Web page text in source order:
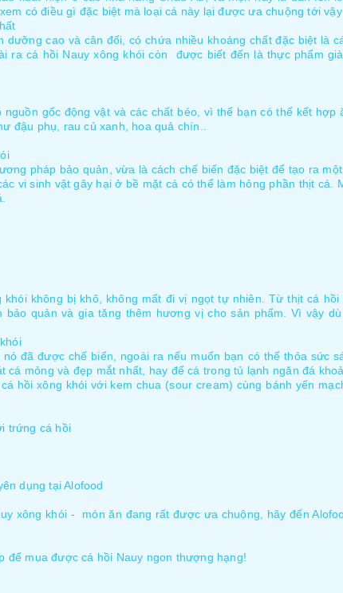
có điều gì đặc biệt mà loại cá này lại được ưa chuộng tới
dưỡng cao và cân đối, có chứa nhiều khoáng chất đặc biệt là
cá hồi Nauy xông khói còn được biết đến là thực phẩm
gốc động vật và các chất béo, vì thế bạn có thể kết
đậu phụ, rau củ xanh, hoa quả chín..
pháp bảo quản, vừa là cách chế biến đặc biệt để tạo ra
vi sinh vật gây hại ở bề mặt cá có thể làm hỏng phần thịt cá.
không bị khô, không mất đi vị ngọt tự nhiên. Từ thịt cá
quản và gia tăng thêm hương vị cho sản phẩm. Vì vậy
đã được chế biến, ngoài ra nếu muốn bạn có thể thỏa sức
mỏng và đẹp mắt nhất, hay để cá trong tủ lạnh ngăn đá
hồi xông khói với kem chua (sour cream) cùng bánh yến
trứng cá hồi
dụng tại Alofood
xông khói - món ăn đang rất được ưa chuộng, hãy đến
để mua được cá hồi Nauy ngon thượng hạng!